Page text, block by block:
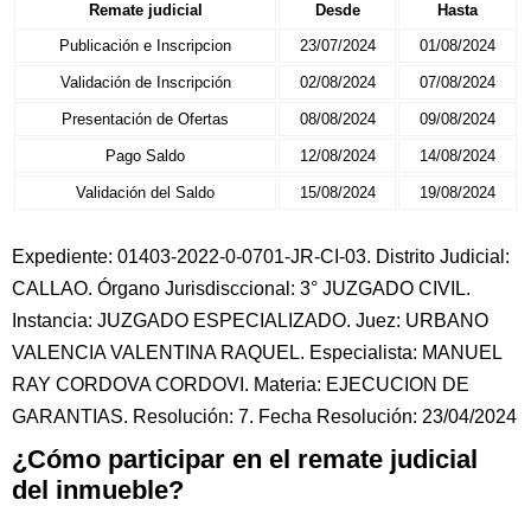
Remate judicial Desde
Hasta
Publicación e Inscripcion
23/07/2024 01/08/2024
Validación de Inscripción 02/08/2024 07/08/2024
Presentación de Ofertas 08/08/2024 09/08/2024
Pago Saldo 12/08/2024 14/08/2024
Validación del Saldo 15/08/2024 19/08/2024
Expediente: 01403-2022-0-0701-JR-CI-03. Distrito Judicial:
CALLAO. Órgano Jurisdisccional: 3° JUZGADO CIVIL.
Instancia: JUZGADO ESPECIALIZADO. Juez: URBANO
VALENCIA VALENTINA RAQUEL. Especialista: MANUEL
RAY CORDOVA CORDOVI. Materia: EJECUCION DE
GARANTIAS. Resolución: 7. Fecha Resolución: 23/04/2024
¿Cómo participar en el remate judicial
del inmueble?